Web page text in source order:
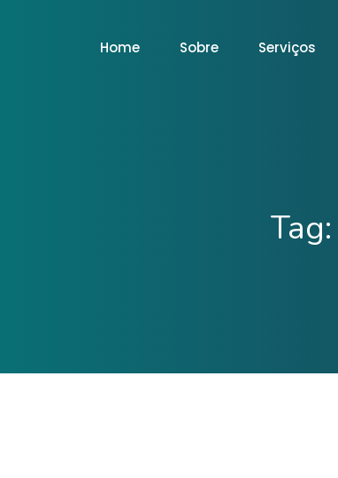
Home Sobre Serviços
Tag: